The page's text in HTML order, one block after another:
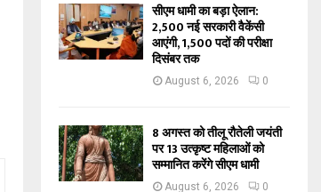
सीएम धामी का बड़ा ऐलान:
2,500 नई सरकारी वैकेंसी
आएंगी, 1,500 पदों की परीक्षा
दिसंबर तक
August 6, 2026 0
8 अगस्त को तीलू रौतेली जयंती
पर 13 उत्कृष्ट महिलाओं को
सम्मानित करेंगे सीएम धामी
August 6, 2026 0